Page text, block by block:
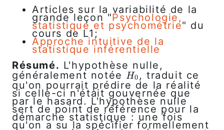
Articles sur la variabilité de la
grande leçon "Psychologie,
statistique et psychométrie" du
cours de L1;
Approche intuitive de la
statistique inférentielle
Résumé. L'hypothèse nulle,
généralement notée
H0
H0, traduit ce
qu'on pourrait prédire de la réalité
si celle-ci n'était gouvernée que
par le hasard. L'hypothèse nulle
sert de point de référence pour la
démarche statistique : une fois
qu'on a su la spécifier formellement